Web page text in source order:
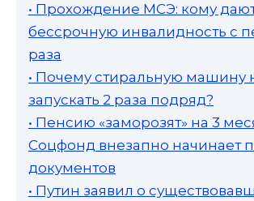
• Прохождение МСЭ: кому
бессрочную инвалидность с
раза
• Почему стиральную машину
запускать 2 раза подряд?
• Пенсию «заморозят» на 3
Соцфонд внезапно начинает
документов
• Путин заявил о